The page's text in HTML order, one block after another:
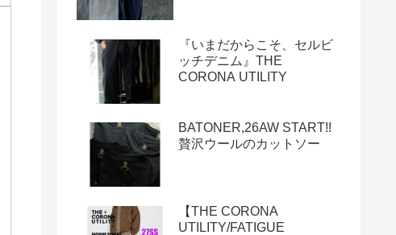
『いまだからこそ、セルビ
ッチデニム』THE
CORONA UTILITY
BATONER,26AW START!!
贅沢ウールのカットソー
【THE CORONA
UTILITY/FATIGUE